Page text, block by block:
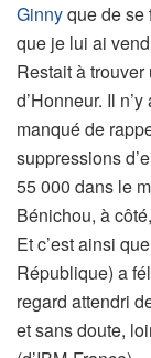
Ginnyque de se
que je lui ai
Restait à
d’Honneur. Il
manqué de
suppressions
55 000 dans le
Bénichou, à
Et c’est ainsi
République) a
regard attendri
et sans doute,